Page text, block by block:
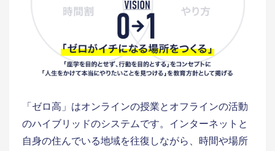
「ゼロ高」はオンラインの授業とオフラインの活動
のハイブリッドのシステムです。インターネットと
自身の住んでいる地域を往復しながら、時間や場所